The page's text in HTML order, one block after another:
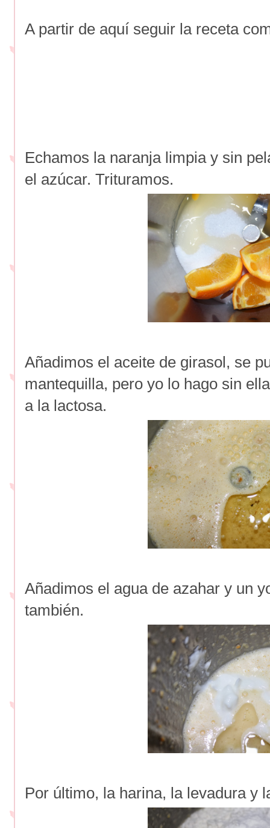
A partir de aquí seguir la receta
Echamos la naranja limpia y sin
el azúcar. Trituramos.
Añadimos el aceite de girasol, se
mantequilla, pero yo lo hago sin
a la lactosa.
Añadimos el agua de azahar y un
también.
Por último, la harina, la levadura y